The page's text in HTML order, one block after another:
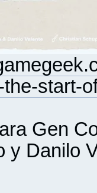
start-
Gen
y Danilo